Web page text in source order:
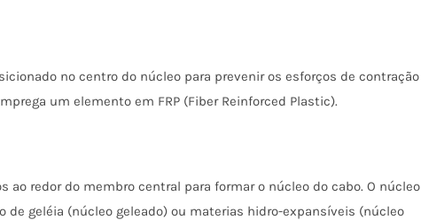
no centro do núcleo para prevenir os esforços de contração
um elemento em FRP (Fiber Reinforced Plastic).
ao redor do membro central para formar o núcleo do cabo. O núcleo
de geléia (núcleo geleado) ou materias hidro-expansíveis (núcleo